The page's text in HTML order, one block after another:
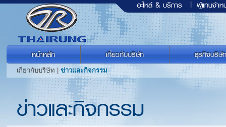
อะไหล่ & บริการ | ผู้แทนจำห
หน้าหลัก เกี่ยวกับบริษัท ธุรกิจบริษัท
เกี่ยวกับบริษัท | ข่าวและกิจกรรม
ข่าวและกิจกรรม